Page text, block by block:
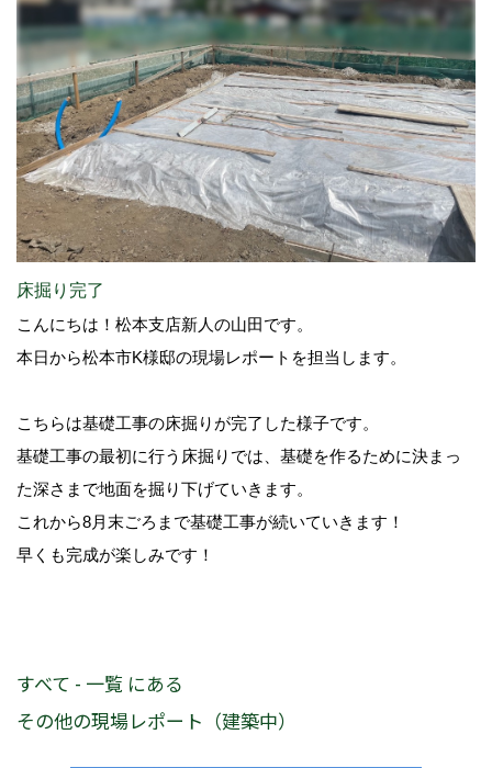
床掘り完了
こんにちは！松本支店新人の山田です。
本日から松本市K様邸の現場レポートを担当します。
こちらは基礎工事の床掘りが完了した様子です。
基礎工事の最初に行う床掘りでは、基礎を作るために決まっ
た深さまで地面を掘り下げていきます。
これから8月末ごろまで基礎工事が続いていきます！
早くも完成が楽しみです！
すべて - 一覧 にある
その他の現場レポート（建築中）